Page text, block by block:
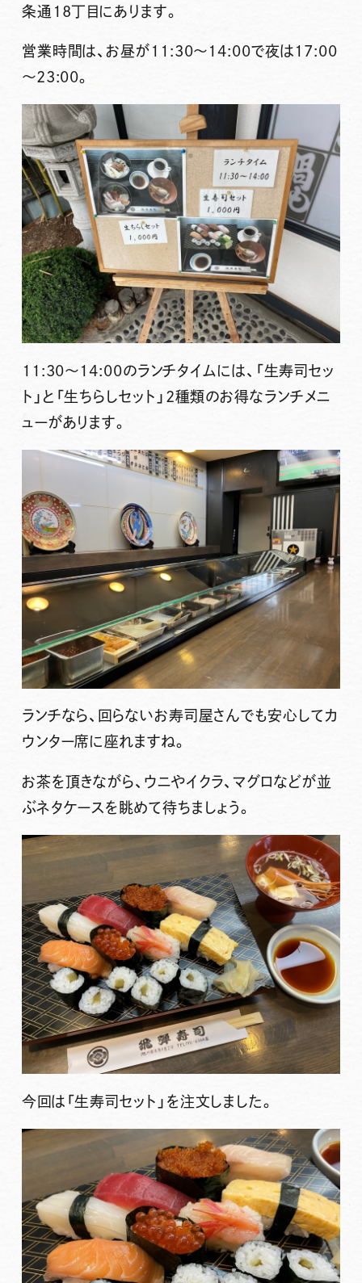
条通18丁目にあります。
営業時間は、お昼が11:30～14:00で夜は17:00
～23:00。
11:30～14:00のランチタイムには、「生寿司セッ
ト」と「生ちらしセット」2種類のお得なランチメニ
ューがあります。
ランチなら、回らないお寿司屋さんでも安心してカ
ウンター席に座れますね。
お茶を頂きながら、ウニやイクラ、マグロなどが並
ぶネタケースを眺めて待ちましょう。
今回は 「生寿司セット」 を注文しました。